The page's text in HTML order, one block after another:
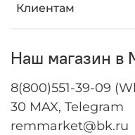
Клиентам
Наш магазин в
8(800)551-39-09
30 MAX, Telegram
remmarket@bk.ru